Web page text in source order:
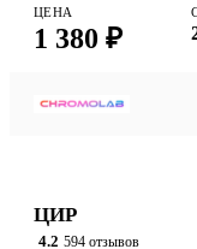
ЦЕНА
1 380 ₽
ЦИР
4.2 594 отзывов